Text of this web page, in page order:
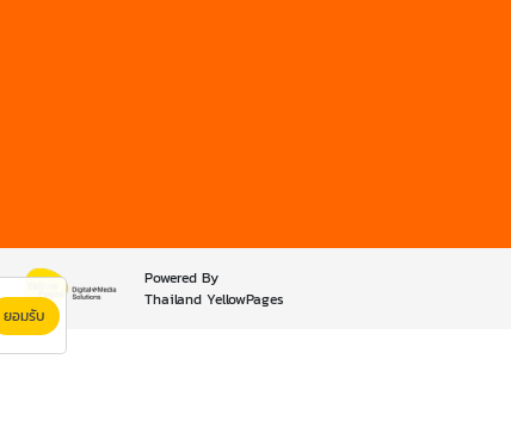
Powered By
Thailand YellowPages
ยอมรับ